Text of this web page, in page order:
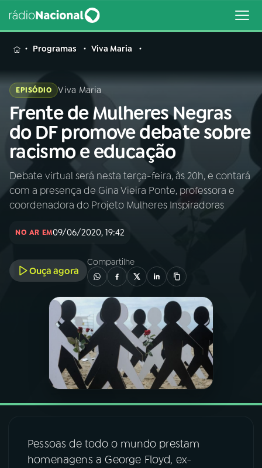
MENU
Buscar
na
Rádio
Nacional
Buscar
AO VIVO
PROGRAMAS
PODCASTS
06VIDEOCASTS
07ÚLTIMAS
Programas Viva Maria
EPISÓDIO Viva Maria
Frente de Mulheres Negras
do DF promove debate sobre
racismo e educação
Debate virtual será nesta terça-feira, às 20h, e contará
com a presença de Gina Vieira Ponte, professora e
coordenadora do Projeto Mulheres Inspiradoras
NO AR EM09/06/2020, 19:42
Ouça agora
Compartilhe
Pessoas de todo o mundo prestam
homenagens a George Floyd, ex-